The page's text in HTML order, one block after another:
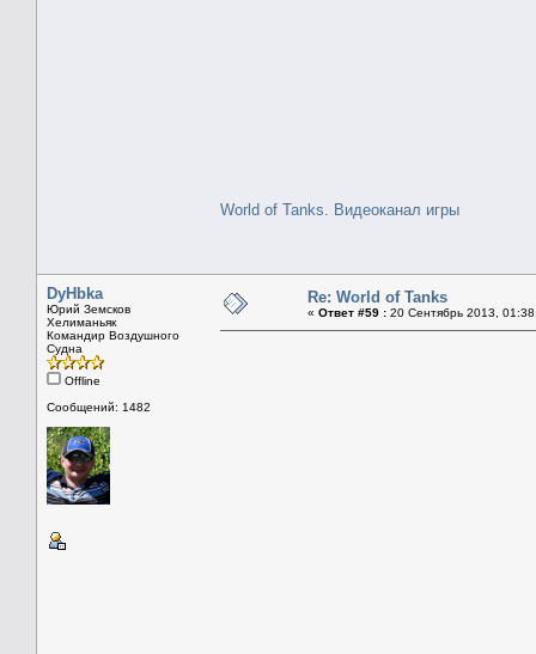
World of Tanks. Видеоканал игры
DyHbka
Юрий Земсков
Хелиманьяк
Командир Воздушного
Судна
Offline
Сообщений: 1482
Re: World of Tanks
« Ответ #59 : 20 Сентябрь 2013,